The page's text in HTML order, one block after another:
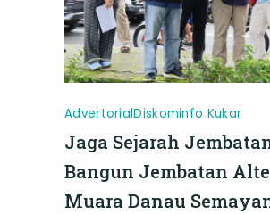
AdvertorialDiskominfo Kukar
Jaga Sejarah
Bangun Jembatan
Muara Danau